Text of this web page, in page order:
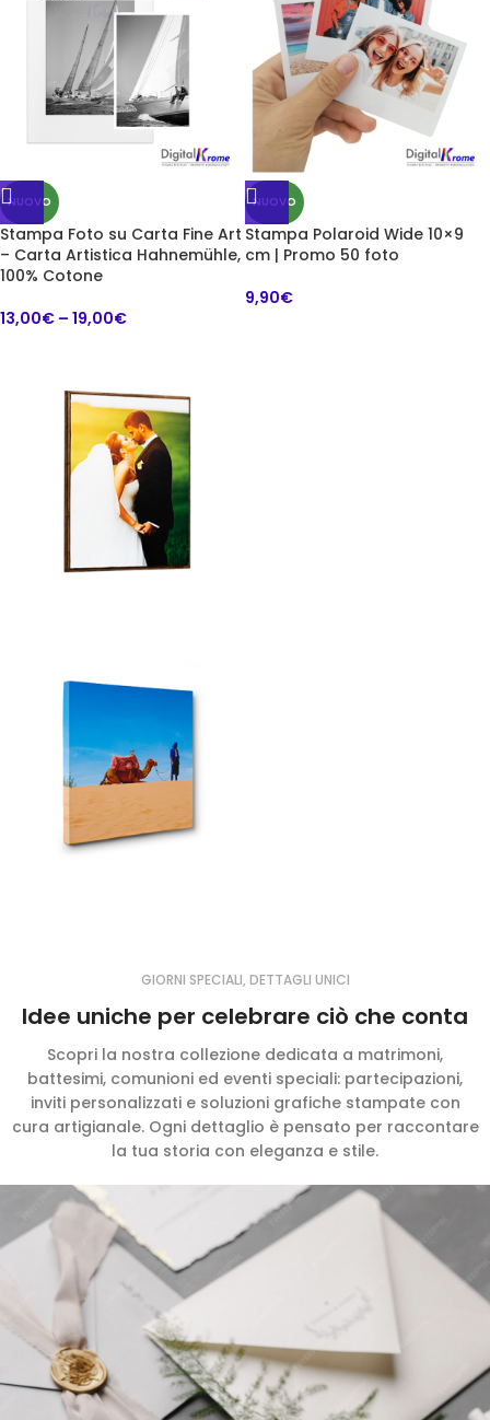
NUOVO
Stampa Foto su Carta Fine Art
– Carta Artistica Hahnemühle,
100% Cotone
13,00€ – 19,00€
NUOVO
Stampa Polaroid Wide 10×9
cm | Promo 50 foto
9,90€
STAMPA FOTO SU
LEGNO
Stampa di Alta Qualità su
Legno Mulistrato da 18mm
TELA
Stampa in Alta Definizione
unico.
GIORNI SPECIALI, DETTAGLI UNICI
Idee uniche per celebrare ciò che conta
Scopri la nostra collezione dedicata a matrimoni,
battesimi, comunioni ed eventi speciali: partecipazioni,
inviti personalizzati e soluzioni grafiche stampate con
cura artigianale. Ogni dettaglio è pensato per raccontare
la tua storia con eleganza e stile.